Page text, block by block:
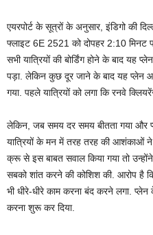
एयरपोर्ट के सूत्रों के अनुसार, इंडिगो की
फ्लाइट 6E 2521 को दोपहर 2:10 मिनट
सभी यात्रियों की बोर्डिंग होने के बाद
पड़ा. लेकिन कुछ दूर जाने के बाद यह प्‍लेन
गया. पहले यात्रियों को लगा कि रनवे
लेकिन, जब समय दर समय बीतता गया
यात्रियों के मन में तरह तरह की आशंकाओं
क्रू से इस बाबत सवाल किया गया तो
सबको शांत करने की कोशिश की. आरोप है
भी धीरे-धीरे काम करना बंद करने लगा. प्‍लेन
करना शुरू कर दिया.